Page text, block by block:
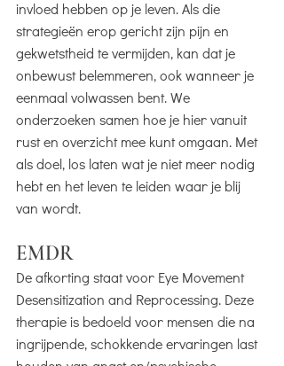
invloed hebben op je leven. Als die
strategieën erop gericht zijn pijn en
gekwetstheid te vermijden, kan dat je
onbewust belemmeren, ook wanneer je
eenmaal volwassen bent. We
onderzoeken samen hoe je hier vanuit
rust en overzicht mee kunt omgaan. Met
als doel, los laten wat je niet meer nodig
hebt en het leven te leiden waar je blij
van wordt.
EMDR
De afkorting staat voor Eye Movement
Desensitization and Reprocessing. Deze
therapie is bedoeld voor mensen die na
ingrijpende, schokkende ervaringen last